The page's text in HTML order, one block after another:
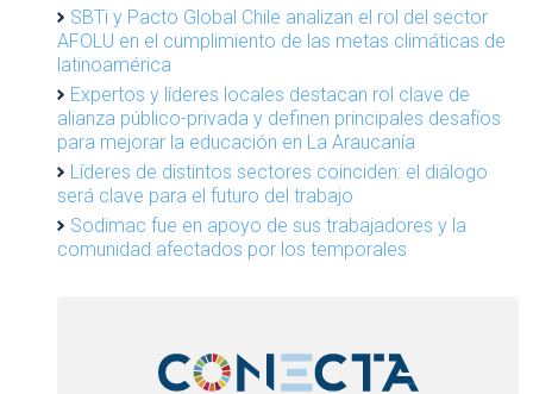
SBTi y Pacto Global Chile analizan el rol del sector
AFOLU en el cumplimiento de las metas climáticas de
latinoamérica
Expertos y líderes locales destacan rol clave de
alianza público-privada y definen principales desafíos
para mejorar la educación en La Araucanía
Líderes de distintos sectores coinciden: el diálogo
será clave para el futuro del trabajo
Sodimac fue en apoyo de sus trabajadores y la
comunidad afectados por los temporales